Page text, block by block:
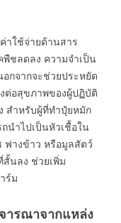
าใช้จ่ายด้านสาร
พืชลดลง ความจำเป็น
กจากจะช่วยประหยัด
ต่อสุขภาพของผู้ปฏิบัติ
สำหรับผู้ที่ทำปุ๋ยหมัก
นำไปเป็นหัวเชื้อใน
ฟางข้าว หรือมูลสัตว์
นลง ช่วยเพิ่ม
ร์ม
ารณาจากแหล่ง